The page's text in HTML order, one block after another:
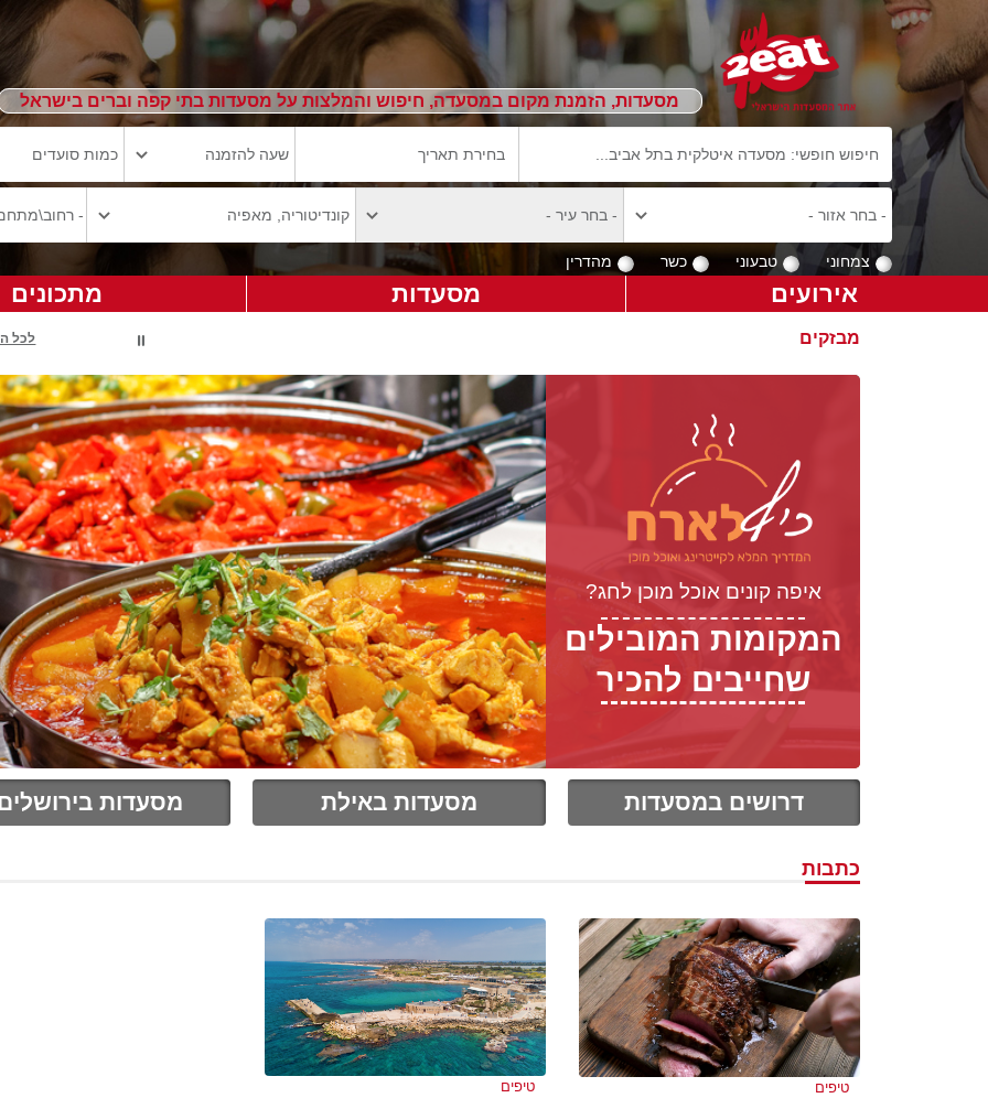
מסעדות, הזמנת מקום במסעדה, חיפוש והמלצות על מסעדות בתי קפה וברים בישראל
צמחוני טבעוני כשר מהדרין
אירועים מסעדות מתכונים
מבזקים לכל
איפה קונים אוכל מוכן לחג?
המקומות המובילים
שחייבים להכיר
דרושים במסעדות מסעדות באילת מסעדות
כתבות
טיפים טיפים